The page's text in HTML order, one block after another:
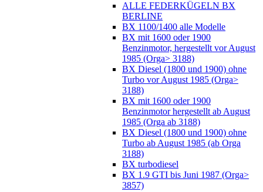
ALLE FEDERKÜGELN BX
BERLINE
BX 1100/1400 alle Modelle
BX mit 1600 oder 1900
Benzinmotor, hergestellt vor August
1985 (Orga> 3188)
BX Diesel (1800 und 1900) ohne
Turbo vor August 1985 (Orga>
3188)
BX mit 1600 oder 1900
Benzinmotor hergestellt ab August
1985 (Orga ab 3188)
BX Diesel (1800 und 1900) ohne
Turbo ab August 1985 (ab Orga
3188)
BX turbodiesel
BX 1.9 GTI bis Juni 1987 (Orga>
3857)